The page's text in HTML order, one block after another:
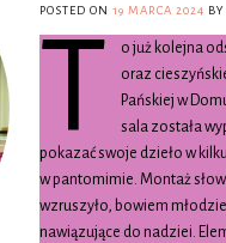
POSTED ON 19 MARCA 2024 BY
T
o już kolejna
oraz
Pańskiej w
sala została
pokazać swoje dzieło w
w pantomimie. Montaż
wzruszyło, bowiem
nawiązujące do nadziei.